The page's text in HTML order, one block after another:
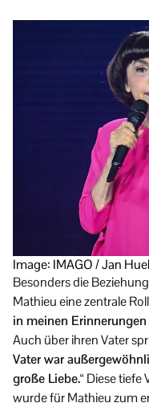
Image: IMAGO / Jan
Besonders die
Mathieu eine zentrale
in meinen
Auch über ihren Vater
Vater war
große Liebe.“Diese tiefe
wurde für Mathieu zum